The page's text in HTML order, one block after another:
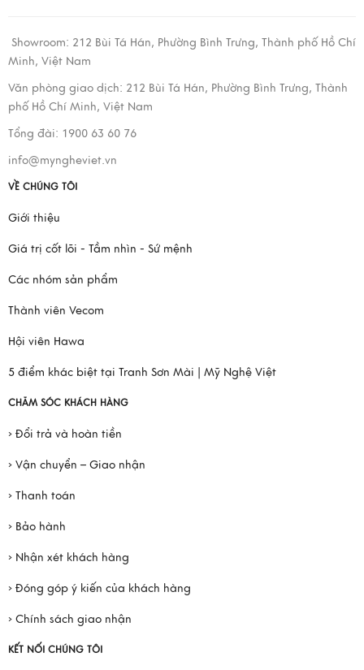
Showroom: 212 Bùi Tá Hán, Phường Bình Trưng, Thành phố Hồ Chí
Minh, Việt Nam
Văn phòng giao dịch: 212 Bùi Tá Hán, Phường Bình Trưng, Thành
phố Hồ Chí Minh, Việt Nam
Tổng đài: 1900 63 60 76
info@myngheviet.vn
VỀ CHÚNG TÔI
Giới thiệu
Giá trị cốt lõi - Tầm nhìn - Sứ mệnh
Các nhóm sản phẩm
Thành viên Vecom
Hội viên Hawa
5 điểm khác biệt tại Tranh Sơn Mài | Mỹ Nghệ Việt
CHĂM SÓC KHÁCH HÀNG
› Đổi trả và hoàn tiền
› Vận chuyển – Giao nhận
› Thanh toán
› Bảo hành
› Nhận xét khách hàng
› Đóng góp ý kiến của khách hàng
› Chính sách giao nhận
KẾT NỐI CHÚNG TÔI